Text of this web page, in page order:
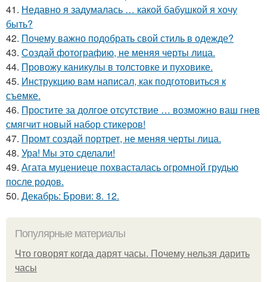
41. Недавно я задумалась … какой бабушкой я хочу
быть?
42. Почему важно подобрать свой стиль в одежде?
43. Создай фотографию, не меняя черты лица.
44. Провожу каникулы в толстовке и пуховике.
45. Инструкцию вам написал, как подготовиться к
съемке.
46. Простите за долгое отсутствие … возможно ваш гнев
смягчит новый набор стикеров!
47. Промт создай портрет, не меняя черты лица.
48. Ура! Мы это сделали!
49. Агата муцениеце похвасталась огромной грудью
после родов.
50. Декабрь: Брови: 8. 12.
Популярные материалы
Что говорят когда дарят часы. Почему нельзя дарить
часы